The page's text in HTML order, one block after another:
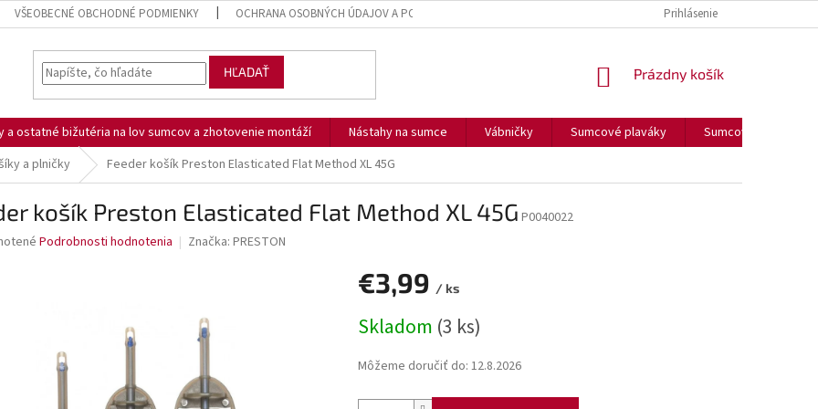
VŠEOBECNÉ OBCHODNÉ PODMIENKY OCHRANA OSOBNÝCH ÚDAJOV A POUČENIE O COOKIES FORMULÁR NA ODSTÚPENIE OD ZMLUVY
Prihlásenie
HĽADAŤ
NÁKUPNÝ
Prázdny košík
a ostatné bižutéria na lov sumcov a zhotovenie montáží Nástahy na sumce Vábničky Sumcové plaváky
Sumcové olova
a plničky Feeder košík Preston Elasticated Flat Method XL 45G
košík Preston Elasticated Flat Method XL 45G P0040022
Podrobnosti hodnotenia Značka: PRESTON
€3,99 / ks
cena:
Skladom (3 ks)
Môžeme doručiť do: 12.8.2026